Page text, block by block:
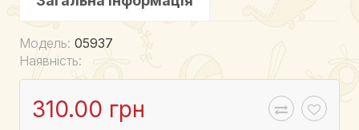
Модель: 05937
Наявність:
310.00 грн